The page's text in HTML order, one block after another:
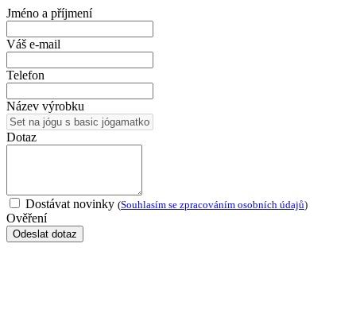
Jméno a příjmení
Váš e-mail
Telefon
Název výrobku
Dotaz
Dostávat novinky (Souhlasím se zpracováním osobních údajů)
Ověření